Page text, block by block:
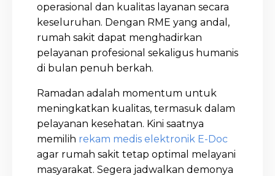
operasional dan kualitas layanan secara
keseluruhan. Dengan RME yang andal,
rumah sakit dapat menghadirkan
pelayanan profesional sekaligus humanis
di bulan penuh berkah.
Ramadan adalah momentum untuk
meningkatkan kualitas, termasuk dalam
pelayanan kesehatan. Kini saatnya
memilih rekam medis elektronik E-Doc
agar rumah sakit tetap optimal melayani
masyarakat. Segera jadwalkan demonya